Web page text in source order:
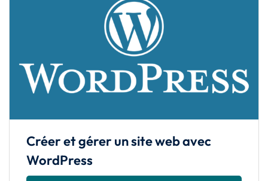
Créer et gérer un site web avec
WordPress